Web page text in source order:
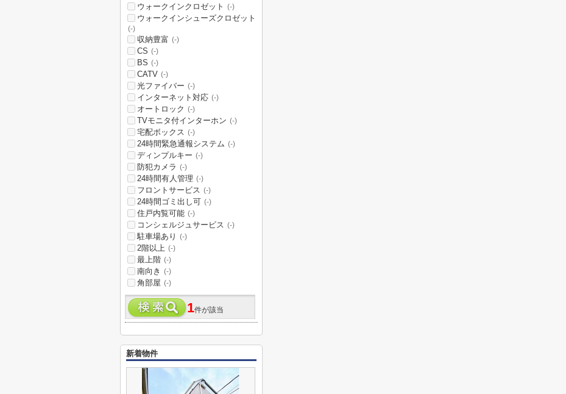
ウォークインクロゼット (-)
ウォークインシューズクロゼット
(-)
収納豊富 (-)
CS (-)
BS (-)
CATV (-)
光ファイバー (-)
インターネット対応 (-)
オートロック (-)
TVモニタ付インターホン (-)
宅配ボックス (-)
24時間緊急通報システム (-)
ディンプルキー (-)
防犯カメラ (-)
24時間有人管理 (-)
フロントサービス (-)
24時間ゴミ出し可 (-)
住戸内覧可能 (-)
コンシェルジュサービス (-)
駐車場あり (-)
2階以上 (-)
最上階 (-)
南向き (-)
角部屋 (-)
1件が該当
新着物件